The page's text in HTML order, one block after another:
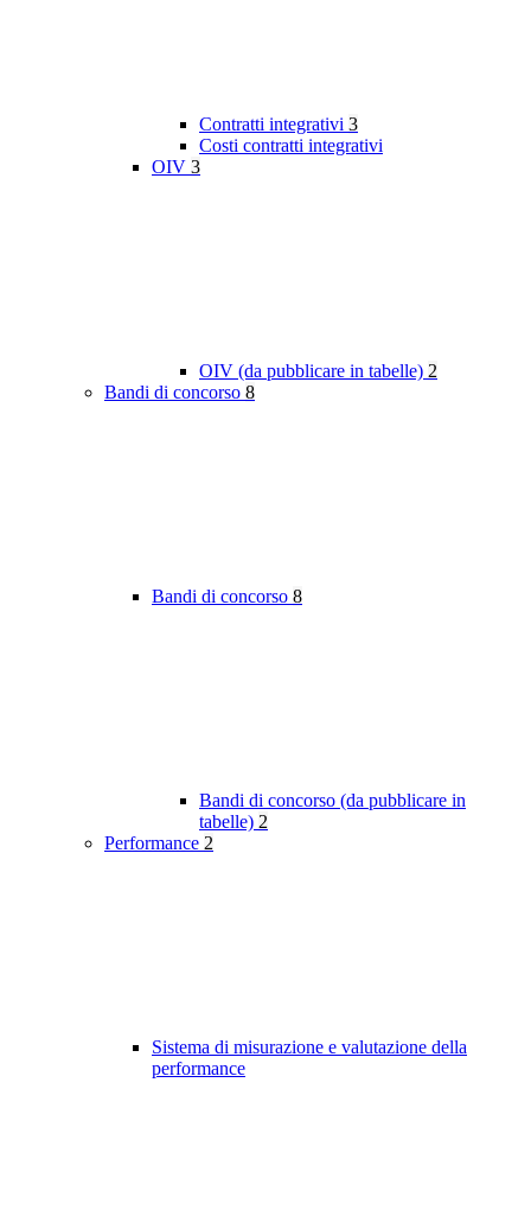
Contratti integrativi 3
Costi contratti integrativi
OIV 3
OIV (da pubblicare in tabelle) 2
Bandi di concorso 8
Bandi di concorso 8
Bandi di concorso (da pubblicare in
tabelle) 2
Performance 2
Sistema di misurazione e valutazione della
performance